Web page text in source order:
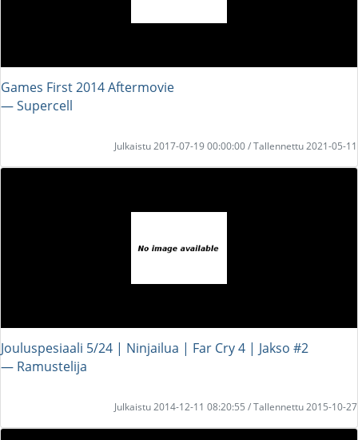
Games First 2014 Aftermovie
― Supercell
Julkaistu 2017-07-19 00:00:00 / Tallennettu 2021-05-11
Jouluspesiaali 5/24 | Ninjailua | Far Cry 4 | Jakso #2
― Ramustelija
Julkaistu 2014-12-11 08:20:55 / Tallennettu 2015-10-27